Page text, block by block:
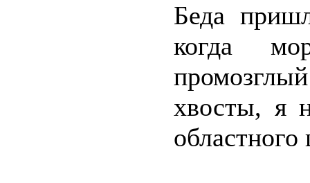
Беда
когда
хвосты, я
областного